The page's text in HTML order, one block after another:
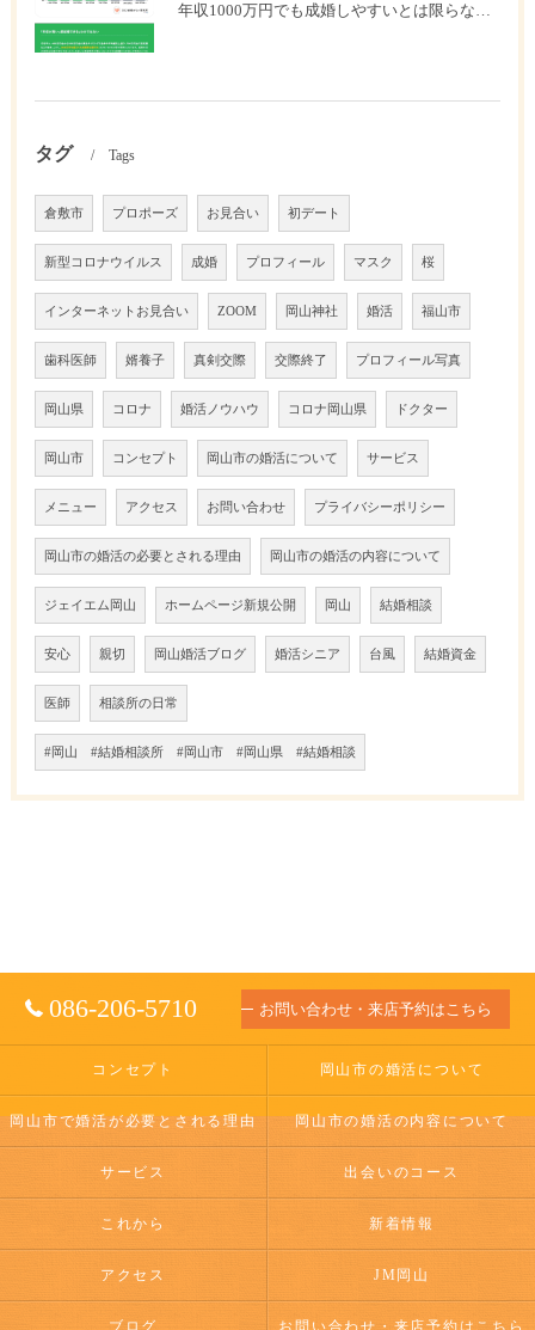
年収1000万円でも成婚しやすいとは限らない? 「年収帯別の成婚率」のリアル
タグ Tags
倉敷市 プロポーズ お見合い 初デート
新型コロナウイルス 成婚 プロフィール マスク 桜
インターネットお見合い ZOOM 岡山神社 婚活 福山市
歯科医師 婿養子 真剣交際 交際終了 プロフィール写真
岡山県 コロナ 婚活ノウハウ コロナ岡山県 ドクター
岡山市 コンセプト 岡山市の婚活について サービス
メニュー アクセス お問い合わせ プライバシーポリシー
岡山市の婚活の必要とされる理由 岡山市の婚活の内容について
ジェイエム岡山 ホームページ新規公開 岡山 結婚相談
安心 親切 岡山婚活ブログ 婚活シニア 台風 結婚資金
医師 相談所の日常
#岡山 #結婚相談所 #岡山市 #岡山県 #結婚相談
086-206-5710 お問い合わせ・来店予約はこちら
コンセプト 岡山市の婚活について
岡山市で婚活が必要とされる理由 岡山市の婚活の内容について
サービス 出会いのコース
これから 新着情報
アクセス JM岡山
ブログ お問い合わせ・来店予約はこちら